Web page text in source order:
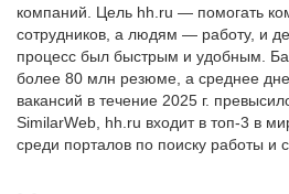
компаний. Цель hh.ru — помогать
сотрудников, а людям — работу, и
процесс был быстрым и удобным.
более 80 млн резюме, а среднее
вакансий в течение 2025 г.
SimilarWeb, hh.ru входит в топ-3 в
среди порталов по поиску работы и